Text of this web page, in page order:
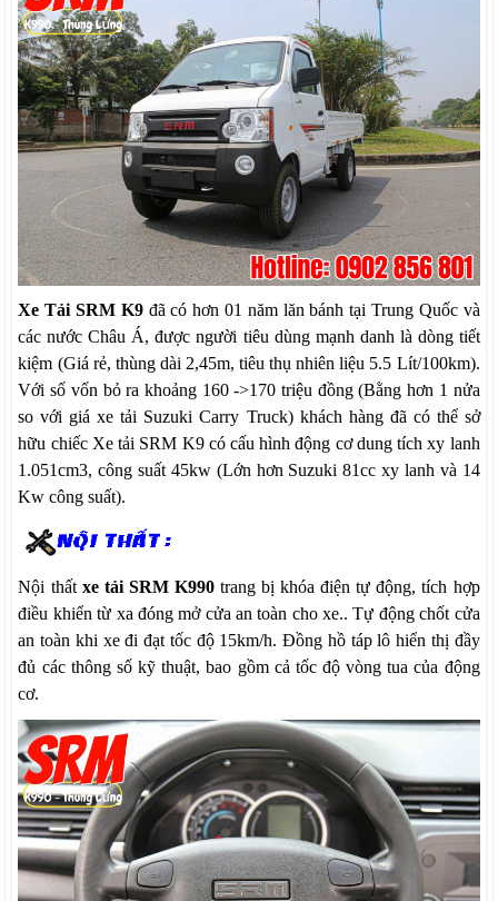
Xe Tải SRM K9đã có hơn 01 năm lăn bánh tại Trung Quốc và
các nước Châu Á, được người tiêu dùng mạnh danh là dòng tiết
kiệm (Giá rẻ, thùng dài 2,45m, tiêu thụ nhiên liệu 5.5 Lít/100km).
Với số vốn bỏ ra khoảng 160 ->170 triệu đồng (Bằng hơn 1 nửa
so với giá xe tải Suzuki Carry Truck) khách hàng đã có thể sở
hữu chiếc Xe tải SRM K9 có cấu hình động cơ dung tích xy lanh
1.051cm3, công suất 45kw (Lớn hơn Suzuki 81cc xy lanh và 14
Kw công suất).
Nội thất xe tải SRM K990trang bị khóa điện tự động, tích hợp
điều khiển từ xa đóng mở cửa an toàn cho xe.. Tự động chốt cửa
an toàn khi xe đi đạt tốc độ 15km/h. Đồng hồ táp lô hiển thị đầy
đủ các thông số kỹ thuật, bao gồm cả tốc độ vòng tua của động
cơ.